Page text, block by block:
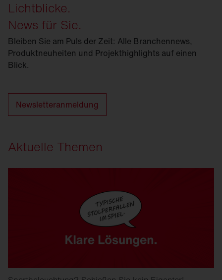
Lichtblicke.
News für Sie.
Bleiben Sie am Puls der Zeit: Alle Branchennews,
Produktneuheiten und Projekthighlights auf einen
Blick.
Newsletteranmeldung
Aktuelle Themen